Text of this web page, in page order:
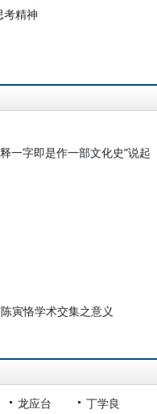
考精神
一字即是作一部文化史”说起
寅恪学术交集之意义
龙应台
丁学良